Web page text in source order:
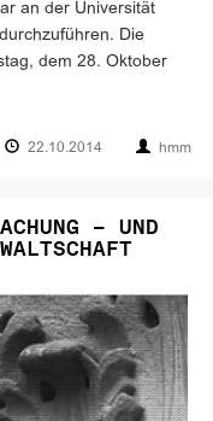
an der Universität
Die
dem 28. Oktober
22.10.2014 hmm
– UND